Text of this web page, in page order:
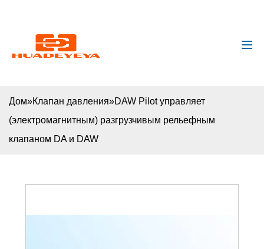
Дом»Клапан давления»DAW Pilot управляет
(электромагнитным) разгрузчивым рельефным
клапаном DA и DAW